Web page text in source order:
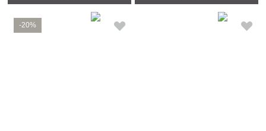
-20%